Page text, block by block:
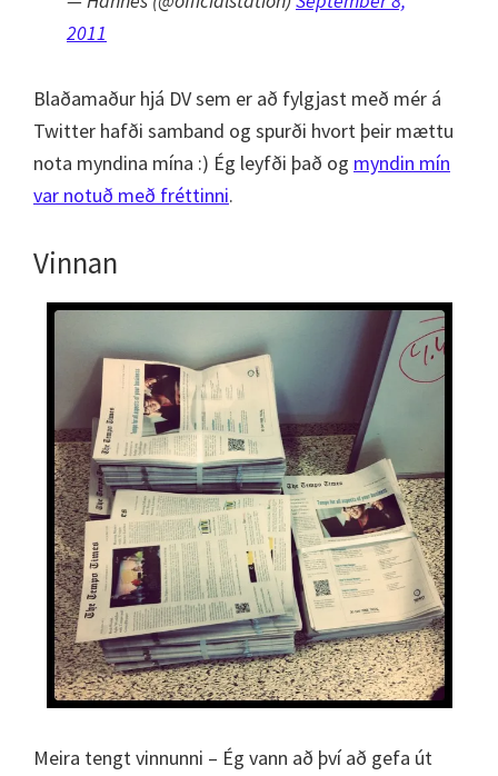
2011
Blaðamaður hjá DV sem er að fylgjast með mér á
Twitter hafði samband og spurði hvort þeir mættu
nota myndina mína :) Ég leyfði það og myndin mín
var notuð með fréttinni.
Vinnan
Meira tengt vinnunni – Ég vann að því að gefa út